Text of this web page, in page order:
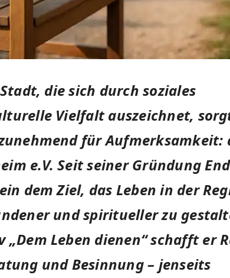
die sich durch soziales
Vielfalt auszeichnet,
für Aufmerksamkeit:
e.V. Seit seiner Gründung
dem Ziel, das Leben in der
und spiritueller zu
Leben dienen“ schafft er
und Besinnung – jenseits